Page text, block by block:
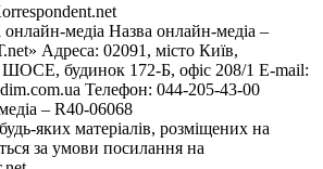
онлайн-медіа Назва онлайн-медіа –
Адреса: 02091, місто Київ,
будинок 172-Б, офіс 208/1 E-mail:
Телефон: 044-205-43-00
– R40-06068
яких матеріалів, розміщених на
за умови посилання на